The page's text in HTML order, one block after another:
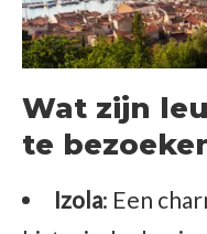
Wat zijn
te
Izola: Een